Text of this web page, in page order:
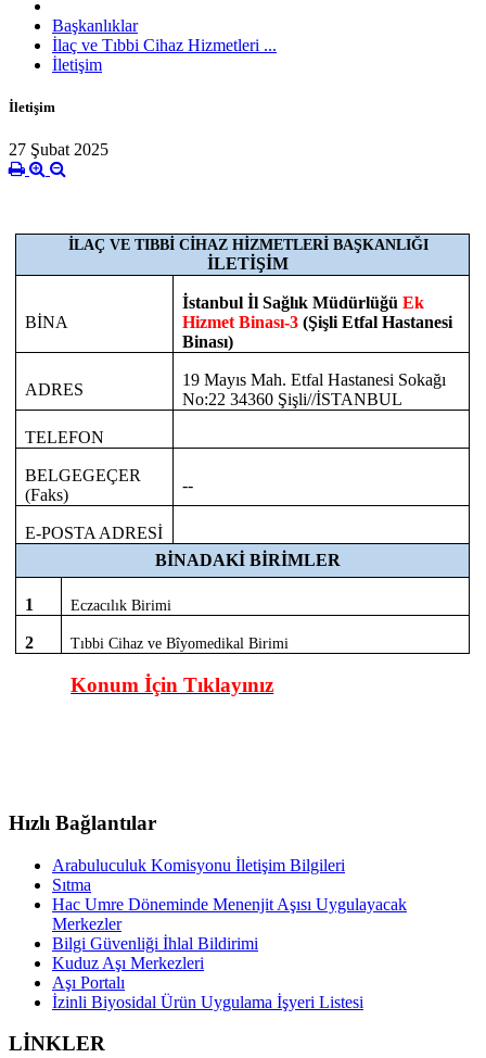
Başkanlıklar
İlaç ve Tıbbi Cihaz Hizmetleri ...
İletişim
İletişim
27 Şubat 2025
İLAÇ VE TIBBİ CİHAZ HİZMETLERİ BAŞKANLIĞI
İLETİŞİM
BİNA
İstanbul İl Sağlık Müdürlüğü Ek
Hizmet Binası-3 (Şişli Etfal Hastanesi
Binası)
ADRES
19 Mayıs Mah. Etfal Hastanesi Sokağı
No:22 34360 Şişli//İSTANBUL
TELEFON
BELGEGEÇER
(Faks)
--
E-POSTA ADRESİ
BİNADAKİ BİRİMLER
1 Eczacılık Birimi
2 Tıbbi Cihaz ve Bîyomedikal Birimi
Konum İçin Tıklayınız
Hızlı Bağlantılar
Arabuluculuk Komisyonu İletişim Bilgileri
Sıtma
Hac Umre Döneminde Menenjit Aşısı Uygulayacak
Merkezler
Bilgi Güvenliği İhlal Bildirimi
Kuduz Aşı Merkezleri
Aşı Portalı
İzinli Biyosidal Ürün Uygulama İşyeri Listesi
LİNKLER